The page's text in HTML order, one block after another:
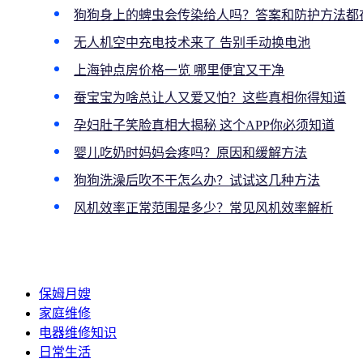
狗狗身上的蜱虫会传染给人吗？答案和防护方法都
无人机空中充电技术来了 告别手动换电池
上海钟点房价格一览 哪里便宜又干净
蚕宝宝为啥总让人又爱又怕？这些真相你得知道
孕妇肚子笑脸真相大揭秘 这个APP你必须知道
婴儿吃奶时妈妈会疼吗？原因和缓解方法
狗狗洗澡后吹不干怎么办？试试这几种方法
风机效率正常范围是多少？常见风机效率解析
保姆月嫂
家庭维修
电器维修知识
日常生活